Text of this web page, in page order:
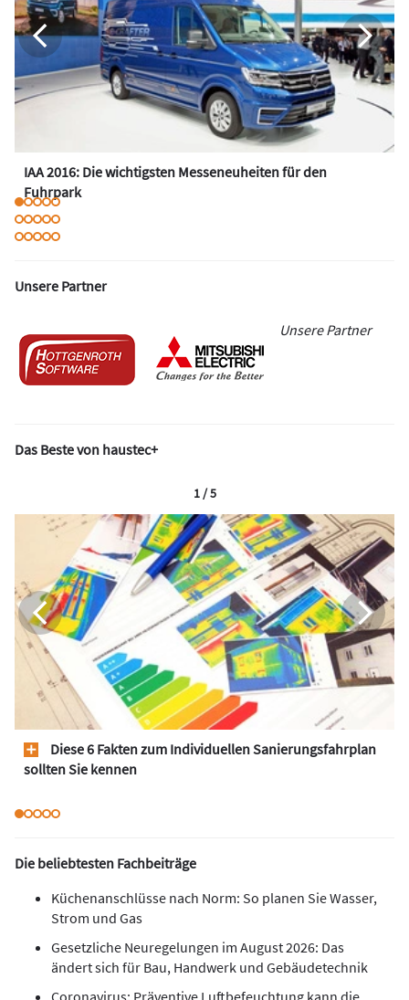
IAA 2016: Die wichtigsten Messeneuheiten für den
Fuhrpark
Unsere Partner
Unsere Partner
Das Beste von haustec+
Diese 6 Fakten zum Individuellen Sanierungsfahrplan
sollten Sie kennen
1 / 5
Die beliebtesten Fachbeiträge
Küchenanschlüsse nach Norm: So planen Sie Wasser,
Strom und Gas
Gesetzliche Neuregelungen im August 2026: Das
ändert sich für Bau, Handwerk und Gebäudetechnik
Coronavirus: Präventive Luftbefeuchtung kann die